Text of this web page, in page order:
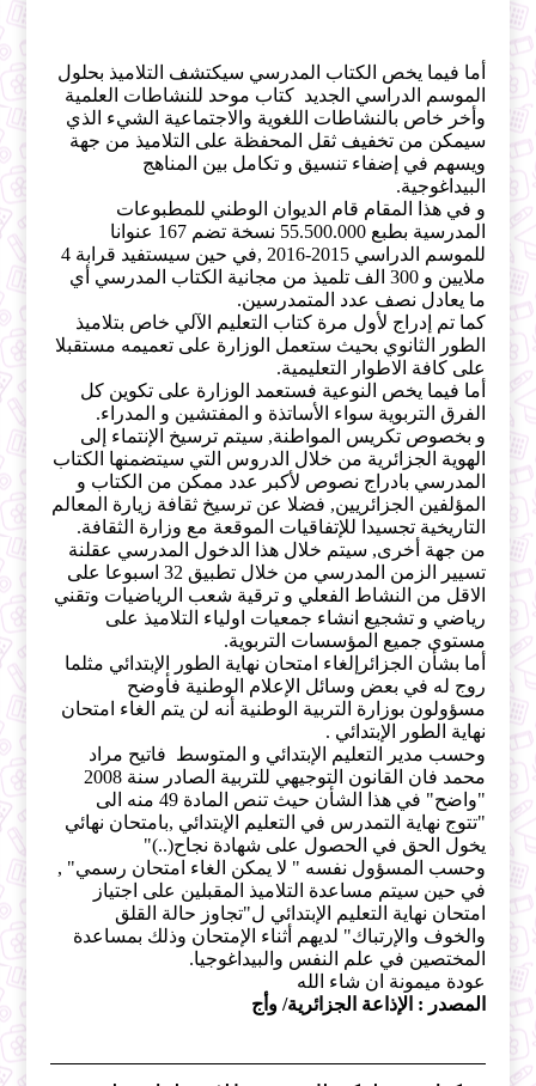
أما فيما يخص الكتاب المدرسي سيكتشف التلاميذ بحلول
الموسم الدراسي الجديد كتاب موحد للنشاطات العلمية
وأخر خاص بالنشاطات اللغوية والاجتماعية الشيء الذي
سيمكن من تخفيف ثقل المحفظة على التلاميذ من جهة
ويسهم في إضفاء تنسيق و تكامل بين المناهج
البيداغوجية.
و في هذا المقام قام الديوان الوطني للمطبوعات
المدرسية بطبع 55.500.000 نسخة تضم 167 عنوانا
للموسم الدراسي 2015-2016 ,في حين سيستفيد قرابة 4
ملايين و 300 الف تلميذ من مجانية الكتاب المدرسي أي
ما يعادل نصف عدد المتمدرسين.
كما تم إدراج لأول مرة كتاب التعليم الآلي خاص بتلاميذ
الطور الثانوي بحيث ستعمل الوزارة على تعميمه مستقبلا
على كافة الاطوار التعليمية.
أما فيما يخص النوعية فستعمد الوزارة على تكوين كل
الفرق التربوية سواء الأساتذة و المفتشين و المدراء.
و بخصوص تكريس المواطنة, سيتم ترسيخ الإنتماء إلى
الهوية الجزائرية من خلال الدروس التي سيتضمنها الكتاب
المدرسي بادراج نصوص لأكبر عدد ممكن من الكتاب و
المؤلفين الجزائريين, فضلا عن ترسيخ ثقافة زيارة المعالم
التاريخية تجسيدا للإتفاقيات الموقعة مع وزارة الثقافة.
من جهة أخرى, سيتم خلال هذا الدخول المدرسي عقلنة
تسيير الزمن المدرسي من خلال تطبيق 32 اسبوعا على
الاقل من النشاط الفعلي و ترقية شعب الرياضيات وتقني
رياضي و تشجيع انشاء جمعيات اولياء التلاميذ على
مستوى جميع المؤسسات التربوية.
أما بشأن الجزائرإلغاء امتحان نهاية الطور الإبتدائي مثلما
روج له في بعض وسائل الإعلام الوطنية فأوضح
مسؤولون بوزارة التربية الوطنية أنه لن يتم الغاء امتحان
نهاية الطور الإبتدائي .
وحسب مدير التعليم الإبتدائي و المتوسط فاتيح مراد
محمد فان القانون التوجيهي للتربية الصادر سنة 2008
"واضح" في هذا الشأن حيث تنص المادة 49 منه الى
"تتوج نهاية التمدرس في التعليم الإبتدائي ,بامتحان نهائي
يخول الحق في الحصول على شهادة نجاح(..)"
وحسب المسؤول نفسه " لا يمكن الغاء امتحان رسمي" ,
في حين سيتم مساعدة التلاميذ المقبلين على اجتياز
امتحان نهاية التعليم الإبتدائي ل"تجاوز حالة القلق
والخوف والإرتباك" لديهم أثناء الإمتحان وذلك بمساعدة
المختصين في علم النفس والبيداغوجيا.
عودة ميمونة ان شاء الله
المصدر : الإذاعة الجزائرية/ وأج